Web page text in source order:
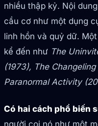
nhiều thập kỷ. Nội
cầu cơ như một dụng
linh hồn và quỷ dữ.
kể đến như The
(1973), The
Paranormal Activity
Có hai cách phổ biến